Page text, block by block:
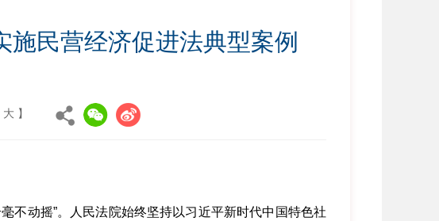
民营经济促进法典型案例
大 】
不动摇”。人民法院始终坚持以习近平新时代中国特色社